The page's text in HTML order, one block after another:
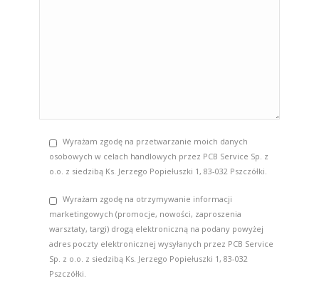
Wyrażam zgodę na przetwarzanie moich danych
osobowych w celach handlowych przez PCB Service Sp. z
o.o. z siedzibą Ks. Jerzego Popiełuszki 1, 83-032 Pszczółki.
Wyrażam zgodę na otrzymywanie informacji
marketingowych (promocje, nowości, zaproszenia
warsztaty, targi) drogą elektroniczną na podany powyżej
adres poczty elektronicznej wysyłanych przez PCB Service
Sp. z o.o. z siedzibą Ks. Jerzego Popiełuszki 1, 83-032
Pszczółki.